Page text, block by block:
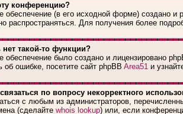
конференцию?
обеспечение (в его исходной форме) создано и
распространяться. Для получения более
такой-то функции?
обеспечение было создано и лицензировано
об ошибке, посетите сайт phpBB Area51 и
по вопросу некорректного
с любым из администраторов,
(сделайте whois lookup) или, если